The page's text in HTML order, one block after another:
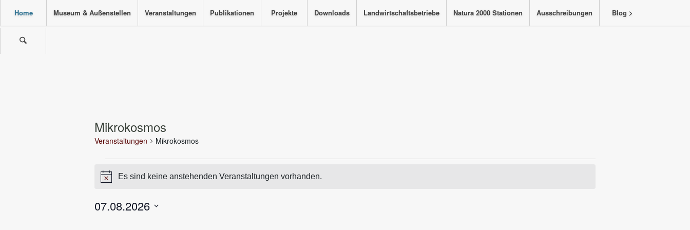
Home Museum & Außenstellen Veranstaltungen Publikationen Projekte Downloads Landwirtschaftsbetriebe Natura 2000 Stationen Ausschreibungen Blog >
Mikrokosmos
Veranstaltungen Mikrokosmos
für
Hinweis
Es sind keine anstehenden Veranstaltungen vorhanden.
07.08.2026